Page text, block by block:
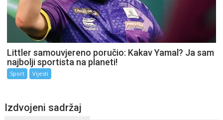
Littler samouvjereno poručio: Kakav Yamal? Ja sam
najbolji sportista na planeti!
Sport Vijesti
Izdvojeni sadržaj